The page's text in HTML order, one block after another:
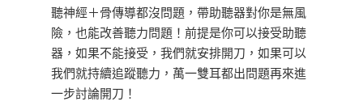
聽神經＋骨傳導都沒問題，帶助聽器對你是無風
險，也能改善聽力問題！前提是你可以接受助聽
器，如果不能接受，我們就安排開刀，如果可以
我們就持續追蹤聽力，萬一雙耳都出問題再來進
一步討論開刀！